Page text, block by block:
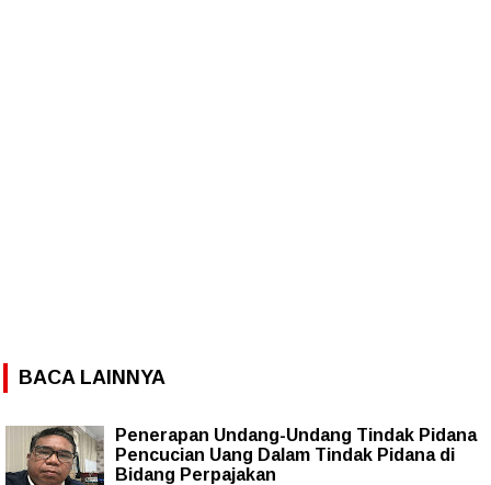
BACA LAINNYA
Penerapan Undang-Undang Tindak Pidana
Pencucian Uang Dalam Tindak Pidana di
Bidang Perpajakan